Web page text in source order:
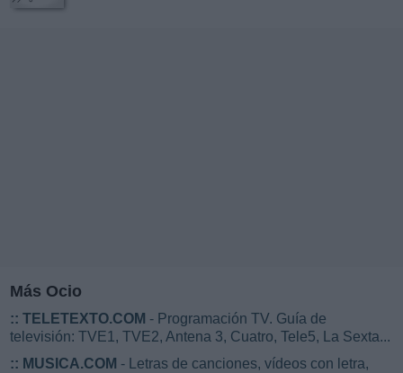
Más Ocio
:: TELETEXTO.COM - Programación TV. Guía de
televisión: TVE1, TVE2, Antena 3, Cuatro, Tele5, La Sexta...
:: MUSICA.COM - Letras de canciones, vídeos con letra,